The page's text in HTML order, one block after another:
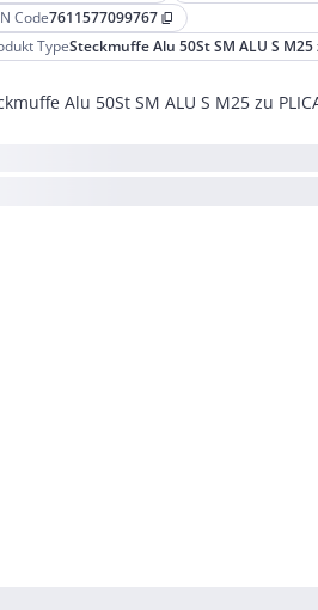
Code7611577099767 content_copy
TypeSteckmuffe Alu 50St SM ALU S M25
Alu 50St SM ALU S M25 zu